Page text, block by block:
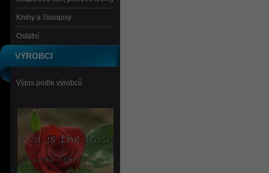
Knihy a časopisy
Ostatní
VÝROBCI
Výpis podle výrobců